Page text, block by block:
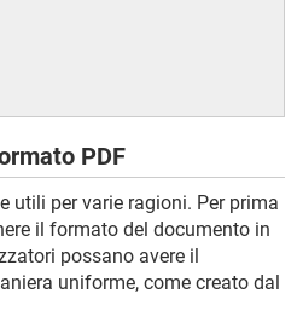
PDF
utili per varie ragioni. Per prima
il formato del documento in
possano avere il
uniforme, come creato dal